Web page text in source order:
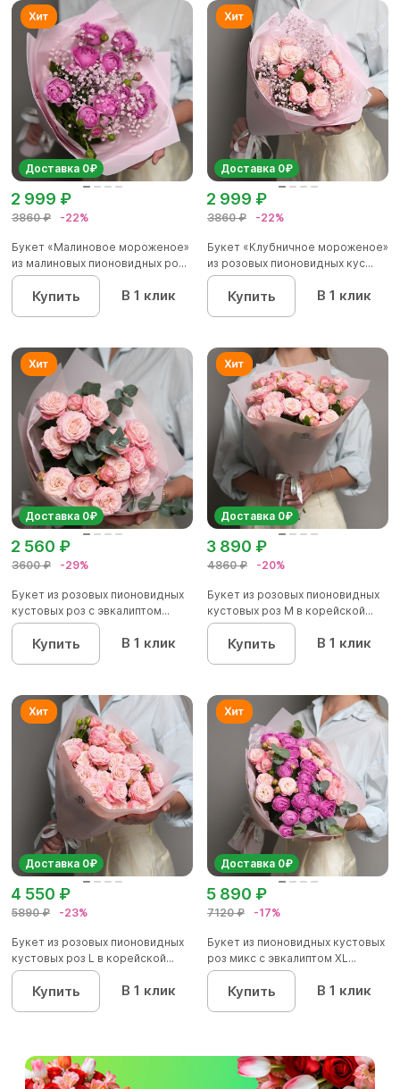
Доставка 0₽
3860 ₽ -22%
2 999 ₽
Букет «Малиновое мороженое»
из малиновых пионовидных ро...
Купить В 1 клик
Доставка 0₽
3860 ₽ -22%
2 999 ₽
Букет «Клубничное мороженое»
из розовых пионовидных кус...
Купить В 1 клик
Доставка 0₽
3600 ₽ -29%
2 560 ₽
Букет из розовых пионовидных
кустовых роз с эвкалиптом...
Купить В 1 клик
Доставка 0₽
4860 ₽ -20%
3 890 ₽
Букет из розовых пионовидных
кустовых роз M в корейской...
Купить В 1 клик
Доставка 0₽
5890 ₽ -23%
4 550 ₽
Букет из розовых пионовидных
кустовых роз L в корейской...
Купить В 1 клик
Доставка 0₽
7120 ₽ -17%
5 890 ₽
Букет из пионовидных кустовых
роз микс с эвкалиптом XL...
Купить В 1 клик